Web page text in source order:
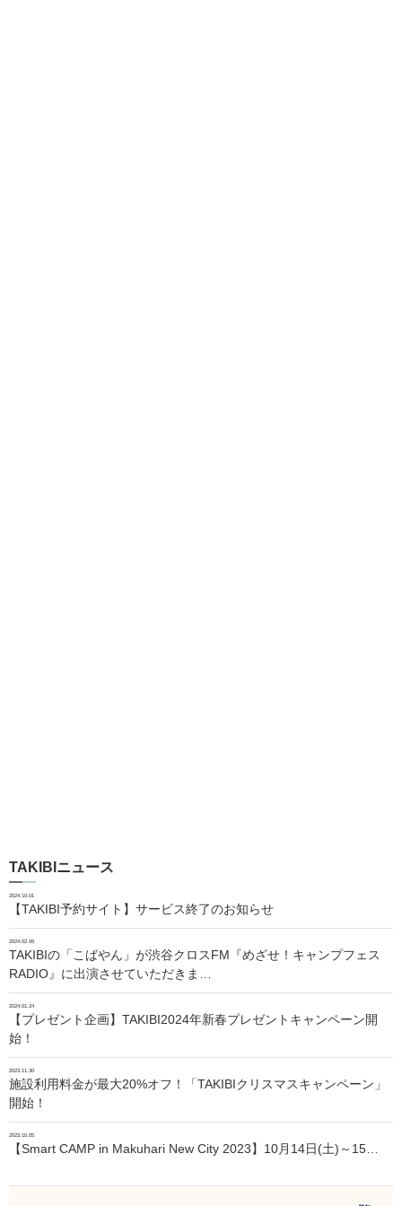
TAKIBIニュース
2024.10.01
【TAKIBI予約サイト】サービス終了のお知らせ
2024.02.06
TAKIBIの「こばやん」が渋谷クロスFM『めざせ！キャンプフェス
RADIO』に出演させていただきま…
2024.01.24
【プレゼント企画】TAKIBI2024年新春プレゼントキャンペーン開
始！
2023.11.30
施設利用料金が最大20%オフ！「TAKIBIクリスマスキャンペーン」
開始！
2023.10.05
【Smart CAMP in Makuhari New City 2023】10月14日(土)～15…